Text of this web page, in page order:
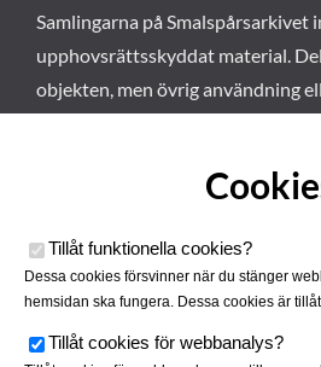
Samlingarna på Smalspårsarkivet
upphovsrättsskyddat material.
objekten, men övrig användning
Tillåt funktionella cookies?
Dessa cookies försvinner när du stänger
hemsidan ska fungera. Dessa cookies är
Tillåt cookies för webbanalys?